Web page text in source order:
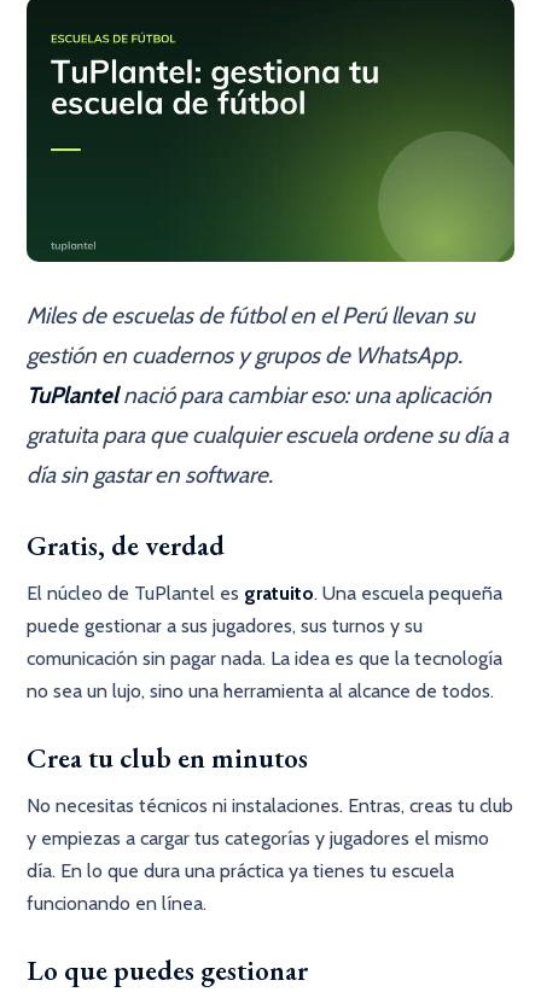
Miles de escuelas de fútbol en el Perú llevan su
gestión en cuadernos y grupos de WhatsApp.
TuPlantelnació para cambiar eso: una aplicación
gratuita para que cualquier escuela ordene su día a
día sin gastar en software.
Gratis, de verdad
El núcleo de TuPlantel es gratuito. Una escuela pequeña
puede gestionar a sus jugadores, sus turnos y su
comunicación sin pagar nada. La idea es que la tecnología
no sea un lujo, sino una herramienta al alcance de todos.
Crea tu club en minutos
No necesitas técnicos ni instalaciones. Entras, creas tu club
y empiezas a cargar tus categorías y jugadores el mismo
día. En lo que dura una práctica ya tienes tu escuela
funcionando en línea.
Lo que puedes gestionar